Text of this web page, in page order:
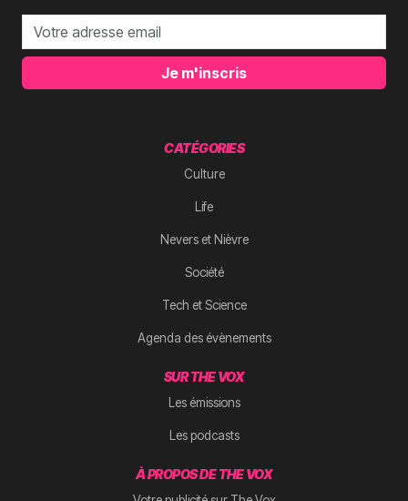
Je m'inscris
CATÉGORIES
Culture
Life
Nevers et Nièvre
Société
Tech et Science
Agenda des évènements
SUR THE VOX
Les émissions
Les podcasts
À PROPOS DE THE VOX